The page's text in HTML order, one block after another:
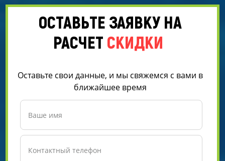
ОСТАВЬТЕ ЗАЯВКУ НА
РАСЧЕТ СКИДКИ
Оставьте свои данные, и мы свяжемся с вами в
ближайшее время